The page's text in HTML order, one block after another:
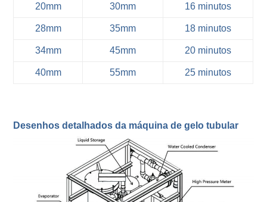
20mm 30mm 16 minutos
28mm 35mm 18 minutos
34mm 45mm 20 minutos
40mm 55mm 25 minutos
Desenhos detalhados da máquina de gelo tubular